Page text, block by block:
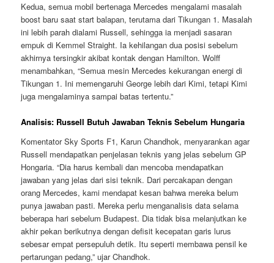
Kedua, semua mobil bertenaga Mercedes mengalami masalah
boost baru saat start balapan, terutama dari Tikungan 1. Masalah
ini lebih parah dialami Russell, sehingga ia menjadi sasaran
empuk di Kemmel Straight. Ia kehilangan dua posisi sebelum
akhirnya tersingkir akibat kontak dengan Hamilton. Wolff
menambahkan, “Semua mesin Mercedes kekurangan energi di
Tikungan 1. Ini memengaruhi George lebih dari Kimi, tetapi Kimi
juga mengalaminya sampai batas tertentu.”
Analisis: Russell Butuh Jawaban Teknis Sebelum Hungaria
Komentator Sky Sports F1, Karun Chandhok, menyarankan agar
Russell mendapatkan penjelasan teknis yang jelas sebelum GP
Hongaria. “Dia harus kembali dan mencoba mendapatkan
jawaban yang jelas dari sisi teknik. Dari percakapan dengan
orang Mercedes, kami mendapat kesan bahwa mereka belum
punya jawaban pasti. Mereka perlu menganalisis data selama
beberapa hari sebelum Budapest. Dia tidak bisa melanjutkan ke
akhir pekan berikutnya dengan defisit kecepatan garis lurus
sebesar empat persepuluh detik. Itu seperti membawa pensil ke
pertarungan pedang,” ujar Chandhok.